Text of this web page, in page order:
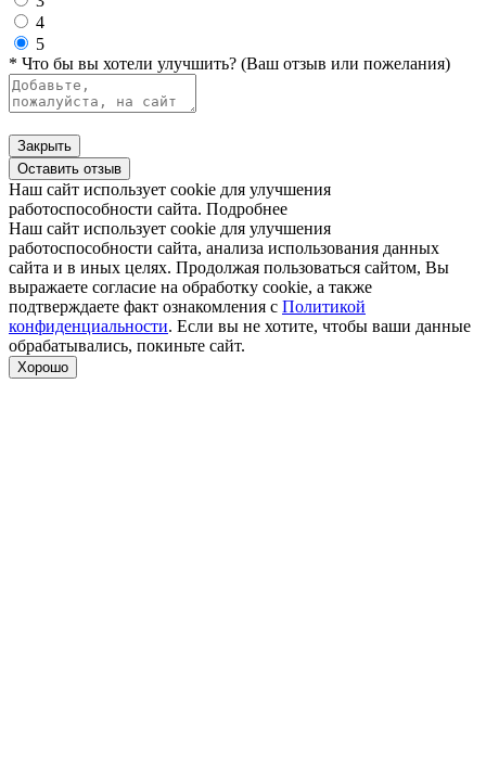
4
5
* Что бы вы хотели улучшить? (Ваш отзыв или пожелания)
Закрыть
Оставить отзыв
Наш сайт использует cookie для улучшения
работоспособности сайта. Подробнее
Наш сайт использует cookie для улучшения
работоспособности сайта, анализа использования данных
сайта и в иных целях. Продолжая пользоваться сайтом, Вы
выражаете согласие на обработку cookie, а также
подтверждаете факт ознакомления с Политикой
конфиденциальности. Если вы не хотите, чтобы ваши данные
обрабатывались, покиньте сайт.
Хорошо